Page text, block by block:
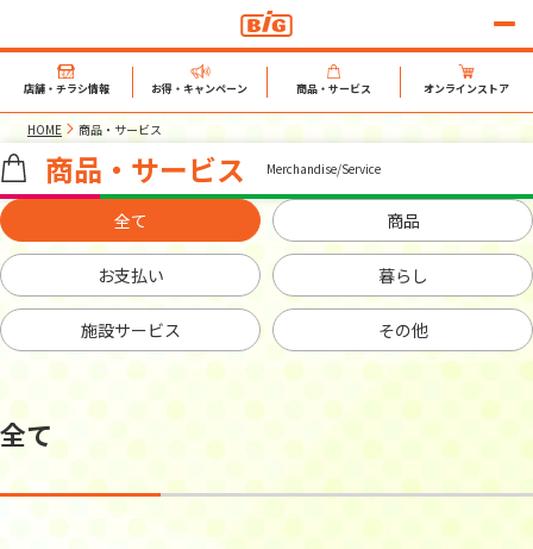
店舗・チラシ情報 お得・キャンペーン 商品・サービス オンラインストア
HOME 商品・サービス
商品・サービス Merchandise/Service
全て 商品
お支払い 暮らし
施設サービス その他
全て